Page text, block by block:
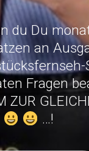
du Du
an
Fragen
ZUR
…!